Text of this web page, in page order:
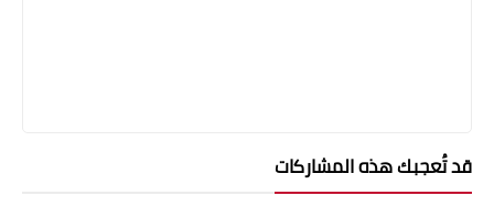
قد تُعجبك هذه المشاركات